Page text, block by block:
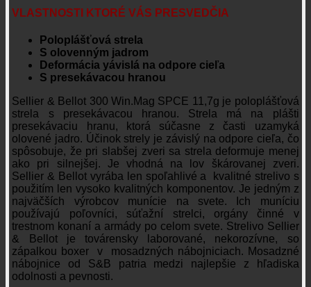
VLASTNOSTI KTORÉ VÁS PRESVEDČIA
Poloplášťová strela
S olovenným jadrom
Deformácia yávislá na odpore cieľa
S presekávacou hranou
Sellier & Bellot 300 Win.Mag SPCE 11,7g je poloplášťová
strela s presekávacou hranou. Strela má na plášti
presekávaciu hranu, ktorá súčasne z časti uzamyká
olovené jadro. Účinok strely je závislý na odpore cieľa, čo
spôsobuje, že pri slabšej zveri sa strela deformuje menej
ako pri silnejšej. Je vhodná na lov škárovanej zveri.
Sellier & Bellot vyrába len spoľahlivé a kvalitné strelivo s
použitím len vysoko kvalitných komponentov. Je jedným z
najväčších výrobcov munície na svete. Ich muníciu
používajú poľovníci, súťažní strelci, orgány činné v
trestnom konaní a armády po celom svete. Strelivo Sellier
& Bellot je továrensky laborované, nekorozívne, so
zápalkou boxer v mosadzných nábojniciach. Mosadzné
nábojnice od S&B patria medzi najlepšie z hľadiska
odolnosti a pevnosti.